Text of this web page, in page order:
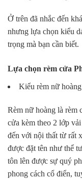
Ở trên đã nhắc đến
nhưng lựa chọn kiểu
trọng mà bạn cần biết.
Lựa chọn rèm cửa
Kiểu rèm nữ
Rèm nữ hoàng là rèm
cửa kèm theo 2 lớp
đến với nội thất từ rất
được đặt tên như thể
tôn lên được sự quý
phong cách cổ điển,